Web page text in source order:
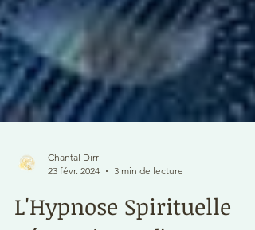
23 févr. 2024
3 min de lecture